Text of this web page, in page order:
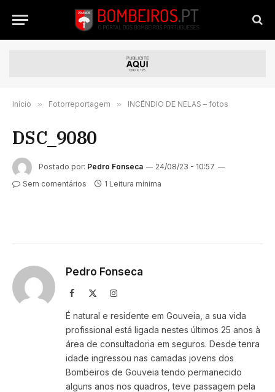
Início » Fotorreportagem » INCÊNDIO DE NELAS – fotos
DSC_9080
Postado por: Pedro Fonseca
24/08/23 - 10:57
Sem comentários
1 Leitura mínima
Pedro Fonseca
Facebook Instagram
É natural e residente em Gouveia, a sua vida
profissional está ligada nestes últimos 25 anos à
área de consultadoria em seguros. Desde tenra
idade ingressou nas camadas jovens dos
Bombeiros de Gouveia tendo permanecido
alguns anos nos quadros, teve passagem pela